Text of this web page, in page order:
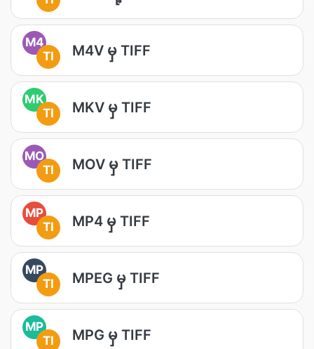
M4
TI
M4V မှ TIFF
MK
TI
MKV မှ TIFF
MO
TI
MOV မှ TIFF
MP
TI
MP4 မှ TIFF
MP
TI
MPEG မှ TIFF
MP
TI
MPG မှ TIFF